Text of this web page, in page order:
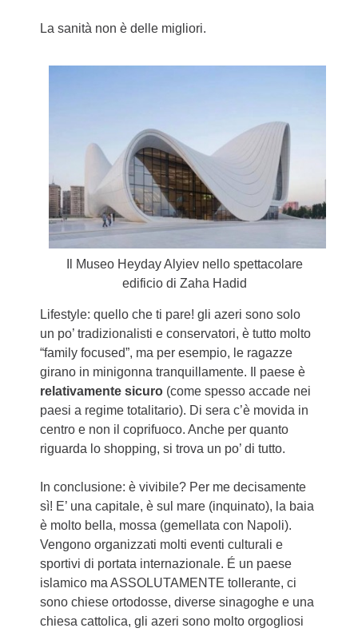
La sanità non è delle migliori.
Il Museo Heyday Alyiev nello spettacolare
edificio di Zaha Hadid
Lifestyle: quello che ti pare! gli azeri sono solo
un po’ tradizionalisti e conservatori, è tutto molto
“family focused”, ma per esempio, le ragazze
girano in minigonna tranquillamente. Il paese è
relativamente sicuro (come spesso accade nei
paesi a regime totalitario). Di sera c’è movida in
centro e non il coprifuoco. Anche per quanto
riguarda lo shopping, si trova un po’ di tutto.
In conclusione: è vivibile? Per me decisamente
sì! E’ una capitale, è sul mare (inquinato), la baia
è molto bella, mossa (gemellata con Napoli).
Vengono organizzati molti eventi culturali e
sportivi di portata internazionale. É un paese
islamico ma ASSOLUTAMENTE tollerante, ci
sono chiese ortodosse, diverse sinagoghe e una
chiesa cattolica, gli azeri sono molto orgogliosi